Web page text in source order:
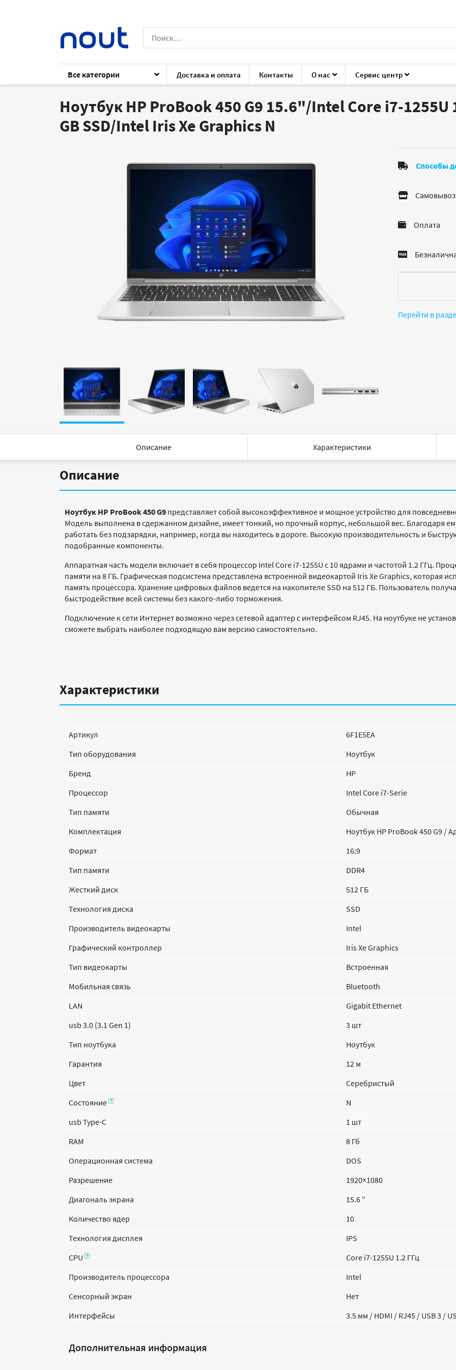
Все категории Доставка и оплата Контакты О нас Сервис центр
Каталог Ноутбуки HP ProBook 450 G9
Ноутбук HP ProBook 450 G9 15.6"/Intel Core i7-1255U
GB SSD/Intel Iris Xe Graphics N
Способы
Самовывоз
Оплата
Перейти в
Описание Характеристики
Описание
Ноутбук HP ProBook450G9 представляет собой высокоэффективное и мощное устройство для
Модель выполнена в сдержанном дизайне, имеет тонкий, но прочный корпус, небольшой вес. Благодаря
работать без подзарядки, например, когда вы находитесь в дороге. Высокую производительность и
подобранные компоненты.
Аппаратная часть модели включает в себя процессор Intel Core i7-1255U с 10 ядрами и частотой 1.2 ГГц.
памяти на 8 ГБ. Графическая подсистема представлена встроенной видеокартой Iris Xe Graphics, которая
память процессора. Хранение цифровых файлов ведется на накопителе SSD на 512 ГБ. Пользователь
быстродействие всей системы без какого-либо торможения.
Подключение к сети Интернет возможно через сетевой адаптер с интерфейсом RJ45. На ноутбуке не
сможете выбрать наиболее подходящую вам версию самостоятельно.
Характеристики
Артикул
6F1E5EA
Тип оборудования
Ноутбук
Бренд
HP
Процессор
Intel Core i7-Serie
Тип памяти
Обычная
Комплектация
Ноутбук HP ProBook 450 G9 /
Формат
16:9
Тип памяти
DDR4
Жесткий диск
512 ГБ
Технология диска
SSD
Производитель видеокарты
Intel
Графический контроллер
Iris Xe Graphics
Тип видеокарты
Встроенная
Мобильная связь
Bluetooth
LAN
Gigabit Ethernet
usb 3.0 (3.1 Gen 1)
3 шт
Тип ноутбука
Ноутбук
Гарантия
12 м
Цвет
Серебристый
Состояние
N
usb Type-C
1 шт
RAM
8 Гб
Операционная система
DOS
Разрешение
1920×1080
Диагональ экрана
15.6 "
Количество ядер
10
Технология дисплея
IPS
CPU
Core i7-1255U 1.2 ГГц
Производитель процессора
Intel
Сенсорный экран
Нет
Интерфейсы
3.5 мм / HDMI / RJ45 / USB 3 /
Дополнительная информация